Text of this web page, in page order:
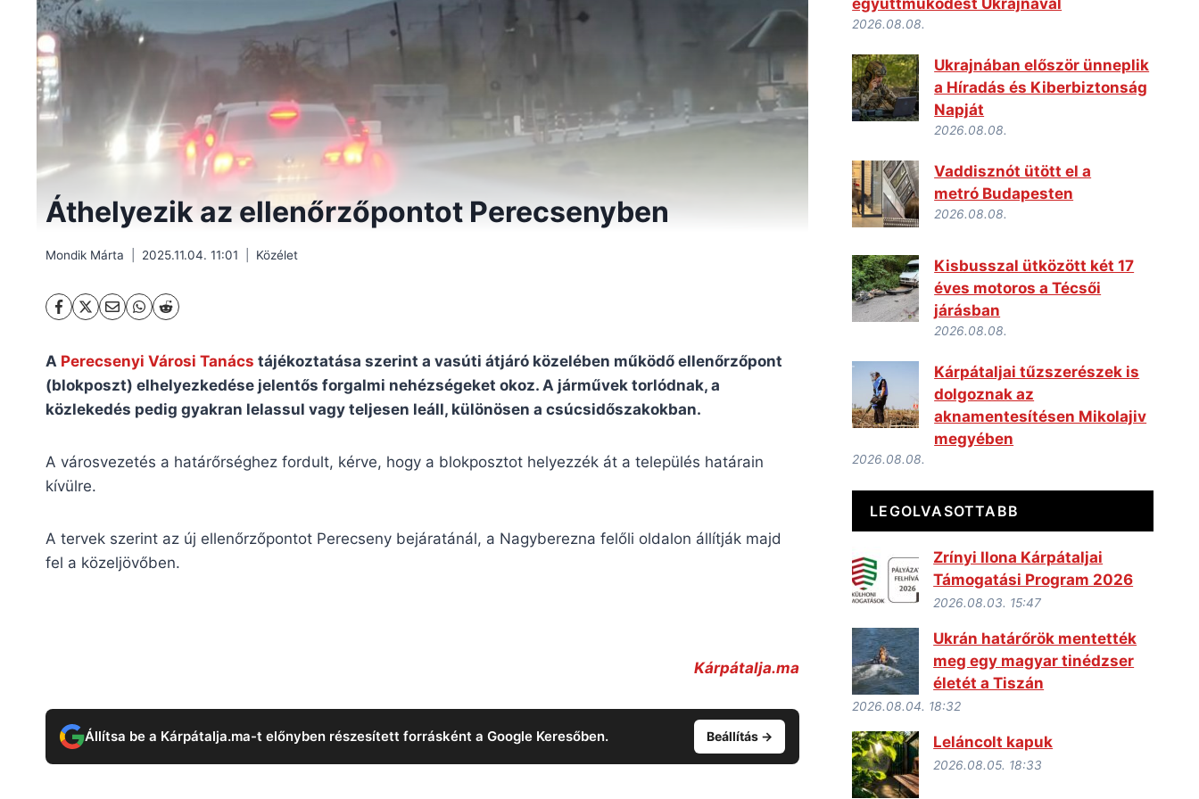
Áthelyezik az ellenőrzőpontot Perecsenyben
Mondik Márta 2025.11.04. 11:01 Közélet
A Perecsenyi Városi Tanács tájékoztatása szerint a vasúti átjáró közelében működő ellenőrzőpont
(blokposzt) elhelyezkedése jelentős forgalmi nehézségeket okoz. A járművek torlódnak, a
közlekedés pedig gyakran lelassul vagy teljesen leáll, különösen a csúcsidőszakokban.
A városvezetés a határőrséghez fordult, kérve, hogy a blokposztot helyezzék át a település határain
kívülre.
A tervek szerint az új ellenőrzőpontot Perecseny bejáratánál, a Nagyberezna felőli oldalon állítják majd
fel a közeljövőben.
Kárpátalja.ma
Állítsa be a Kárpátalja.ma-t előnyben részesített forrásként a Google Keresőben. Beállítás →
2026.08.08.
Ukrajnában először ünneplik
a Híradás és Kiberbiztonság
Napját
2026.08.08.
Vaddisznót ütött el a
metró Budapesten
2026.08.08.
Kisbusszal ütközött két 17
éves motoros a Técsői
járásban
2026.08.08.
Kárpátaljai tűzszerészek is
dolgoznak az
aknamentesítésen Mikolajiv
megyében
2026.08.08.
LEGOLVASOTTABB
Zrínyi Ilona Kárpátaljai
Támogatási Program 2026
2026.08.03. 15:47
Ukrán határőrök mentették
meg egy magyar tinédzser
életét a Tiszán
2026.08.04. 18:32
Leláncolt kapuk
2026.08.05. 18:33